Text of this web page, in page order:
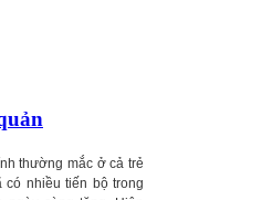
thường mắc ở cả trẻ
nhiều tiến bộ trong